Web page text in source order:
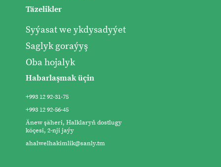
Täzelikler
Syýasat we ykdysadyýet
Saglyk goraýyş
Oba hojalyk
Habarlaşmak üçin
+993 12 92-31-75
+993 12 92-56-45
Änew şäheri, Halklaryň dostlugy
köçesi, 2-nji jaýy
ahalwelhakimlik@sanly.tm